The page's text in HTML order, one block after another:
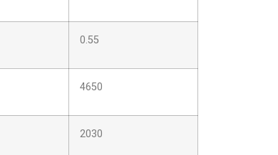
0.55
4650
2030